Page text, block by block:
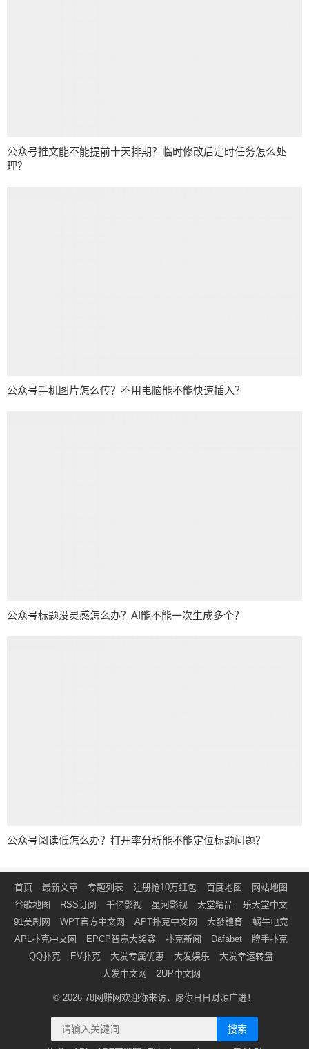
公众号推文能不能提前十天排期？临时修改后定时任务怎么处
理？
公众号手机图片怎么传？不用电脑能不能快速插入？
公众号标题没灵感怎么办？AI能不能一次生成多个？
公众号阅读低怎么办？打开率分析能不能定位标题问题？
首页 最新文章 专题列表 注册抢10万红包 百度地图
网站地图
谷歌地图
RSS订阅 千亿影视 星河影视 天堂精品
乐天堂中文
91美剧网
WPT官方中文网 APT扑克中文网 大發體育
蜗牛电竞
APL扑克中文网
EPCP智竟大奖赛 扑克新闻 Dafabet
牌手扑克
QQ扑克
EV扑克 大发专属优惠 大发娱乐
大发幸运转盘
大发中文网
2UP中文网
© 2026 78网赚网欢迎你来访，愿你日日财源广进！
搜索